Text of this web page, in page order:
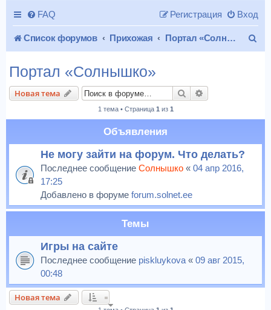
FAQ Вход
Регистрация
Список форумов Прихожая Портал «Солнышко»
к
Портал «Солнышко»
Новая тема Поиск
1 тема • Страница 1 из 1
Объявления
Не могу зайти на форум. Что делать?
Последнее сообщение Солнышко « 04 апр 2016,
17:25
Добавлено в форуме forum.solnet.ee
Темы
Игры на сайте
Последнее сообщение piskluykova « 09 авг 2015,
00:48
Новая тема